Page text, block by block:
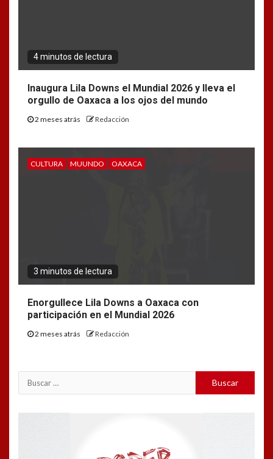
4 minutos de lectura
Inaugura Lila Downs el Mundial 2026 y lleva el
orgullo de Oaxaca a los ojos del mundo
2 meses atrás Redacción
CULTURA MUUNDO OAXACA
3 minutos de lectura
Enorgullece Lila Downs a Oaxaca con
participación en el Mundial 2026
2 meses atrás Redacción
Buscar: